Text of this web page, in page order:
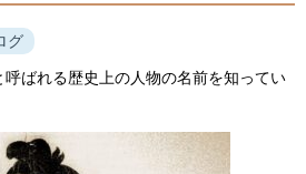
グ
ばれる歴史上の人物の名前を知ってい